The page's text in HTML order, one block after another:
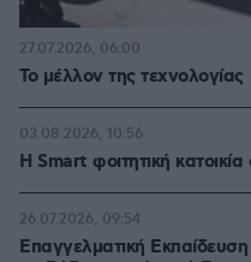
Το μέλλον της τεχνολογίας
27.07.2026, 06:00
Η Smart φοιτητική
03.08.2026, 10:56
Επαγγελματική
26.07.2026, 09:54